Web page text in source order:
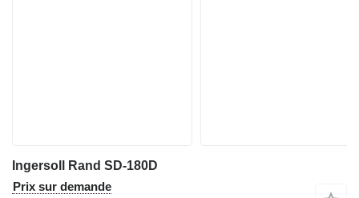
Ingersoll Rand SD-180D
Prix sur demande